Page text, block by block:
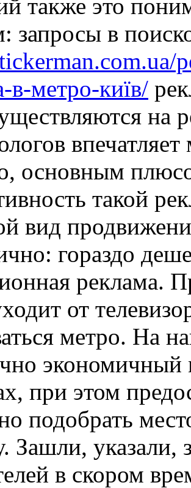
также это
запросы в
в-метро-київ/
на
основным
такой
вид
гораздо
реклама.
от
метро. На
при этом
подобрать
Зашли, указали,
в скором